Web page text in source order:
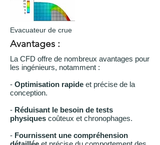
Evacuateur de crue
Avantages :
La CFD offre de nombreux avantages pour
les ingénieurs, notamment :
- Optimisation rapide et précise de la
conception.
- Réduisant le besoin de tests
physiques coûteux et chronophages.
- Fournissent une compréhension